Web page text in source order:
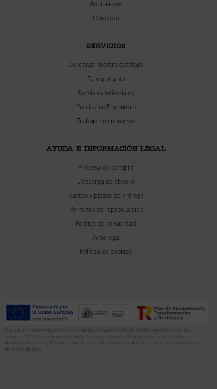
Accionistas
Contacto
SERVICIOS
Descarga nuestro catálogo
Foreign rights
Servicios editoriales
Publica en Encuentro
Trabaja con nosotros
AYUDA E INFORMACIÓN LEGAL
Proceso de compra
Descarga de ebooks
Gastos y plazos de entrega
Permisos de reproducción
Política de privacidad
Aviso legal
Política de cookies
El proyecto “Implementación de herramientas de Gestión Editorial en Ediciones Encuentro, S.A.
anualidad 2022” ha sido financiado por la Dirección General del Libro y Fomento de la Lectura,
Ministerio de Cultura y Deporte. La finalidad de este apoyo es contribuir a la modernización de pymes
del sector del libro.